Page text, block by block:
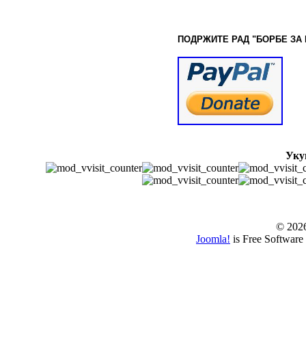
ПОДРЖИТЕ РАД "БОРБЕ ЗА
©
Joomla! is Free